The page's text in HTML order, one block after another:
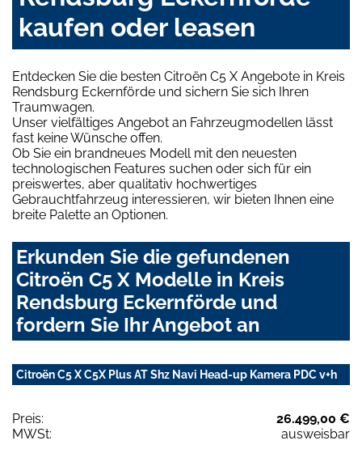
kaufen oder leasen
Entdecken Sie die besten Citroën C5 X Angebote in Kreis
Rendsburg Eckernförde und sichern Sie sich Ihren
Traumwagen.
Unser vielfältiges Angebot an Fahrzeugmodellen lässt
fast keine Wünsche offen.
Ob Sie ein brandneues Modell mit den neuesten
technologischen Features suchen oder sich für ein
preiswertes, aber qualitativ hochwertiges
Gebrauchtfahrzeug interessieren, wir bieten Ihnen eine
breite Palette an Optionen.
Erkunden Sie die gefundenen
Citroën C5 X Modelle in Kreis
Rendsburg Eckernförde und
fordern Sie Ihr Angebot an
Citroën C5 X C5X Plus AT Shz Navi Head-up Kamera PDC v+h
Preis:
26.499,00 €
MWSt:
ausweisbar